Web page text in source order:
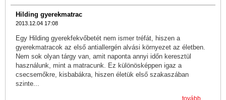
Hilding gyerekmatrac
2013.12.04 17:08
Egy Hilding gyerekfekvőbetét nem ismer tréfát, hiszen a
gyerekmatracok az első antiallergén alvási környezet az életben.
Nem sok olyan tárgy van, amit naponta annyi időn keresztül
használunk, mint a matracunk. Ez különösképpen igaz a
csecsemőkre, kisbabákra, hiszen életük első szakaszában
szinte...
tovább...